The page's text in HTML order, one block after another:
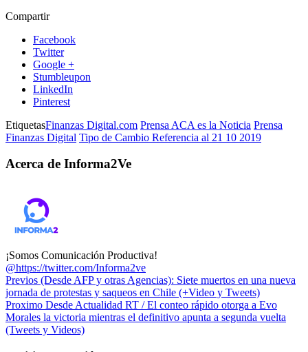
Compartir
Facebook
Twitter
Google +
Stumbleupon
LinkedIn
Pinterest
EtiquetasFinanzas Digital.com Prensa ACA es la Noticia Prensa
Finanzas Digital Tipo de Cambio Referencia al 21 10 2019
Acerca de Informa2Ve
¡Somos Comunicación Productiva!
@https://twitter.com/Informa2ve
Previos (Desde AFP y otras Agencias): Siete muertos en una nueva
jornada de protestas y saqueos en Chile (+Video y Tweets)
Proximo Desde Actualidad RT / El conteo rápido otorga a Evo
Morales la victoria mientras el definitivo apunta a segunda vuelta
(Tweets y Videos)